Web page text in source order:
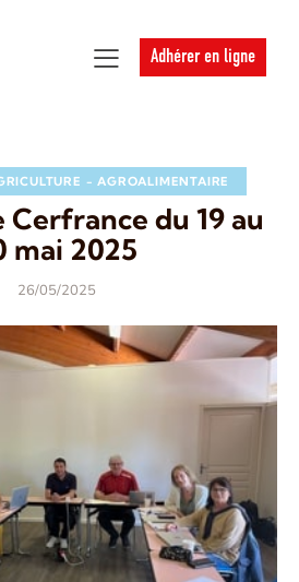
Adhérer en ligne
- AGROALIMENTAIRE
du 19 au
mai 2025
26/05/2025